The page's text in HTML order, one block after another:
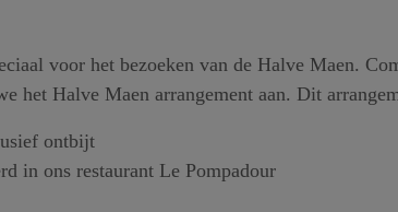
voor het bezoeken van de Halve Maen.
het Halve Maen arrangement aan. Dit
ontbijt
in ons restaurant Le Pompadour